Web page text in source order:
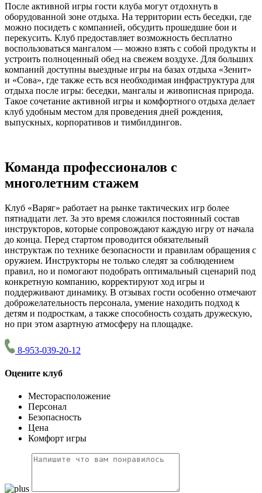
После активной игры гости клуба могут отдохнуть в
оборудованной зоне отдыха. На территории есть беседки, где
можно посидеть с компанией, обсудить прошедшие бои и
перекусить. Клуб предоставляет возможность бесплатно
воспользоваться мангалом — можно взять с собой продукты и
устроить полноценный обед на свежем воздухе. Для больших
компаний доступны выездные игры на базах отдыха «Зенит»
и «Сова», где также есть вся необходимая инфраструктура для
отдыха после игры: беседки, мангалы и живописная природа.
Такое сочетание активной игры и комфортного отдыха делает
клуб удобным местом для проведения дней рождения,
выпускных, корпоративов и тимбилдингов.
Команда профессионалов с
многолетним стажем
Клуб «Варяг» работает на рынке тактических игр более
пятнадцати лет. За это время сложился постоянный состав
инструкторов, которые сопровождают каждую игру от начала
до конца. Перед стартом проводится обязательный
инструктаж по технике безопасности и правилам обращения с
оружием. Инструкторы не только следят за соблюдением
правил, но и помогают подобрать оптимальный сценарий под
конкретную компанию, корректируют ход игры и
поддерживают динамику. В отзывах гости особенно отмечают
доброжелательность персонала, умение находить подход к
детям и подросткам, а также способность создать дружескую,
но при этом азартную атмосферу на площадке.
8-953-039-20-12
Оцените клуб
Месторасположение
Персонал
Безопасность
Цена
Комфорт игры